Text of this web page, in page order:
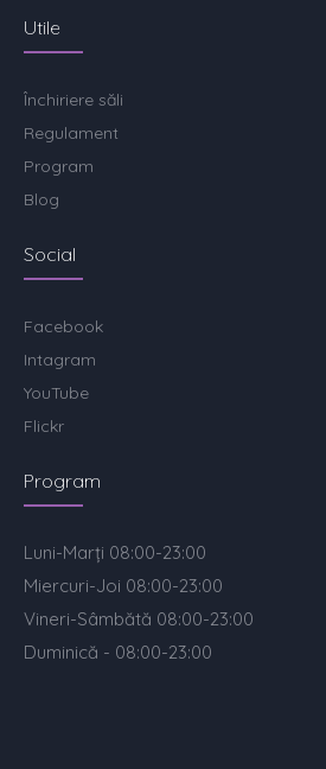
Utile
Închiriere săli
Regulament
Program
Blog
Social
Facebook
Intagram
YouTube
Flickr
Program
Luni-Marți 08:00-23:00
Miercuri-Joi 08:00-23:00
Vineri-Sâmbătă 08:00-23:00
Duminică - 08:00-23:00